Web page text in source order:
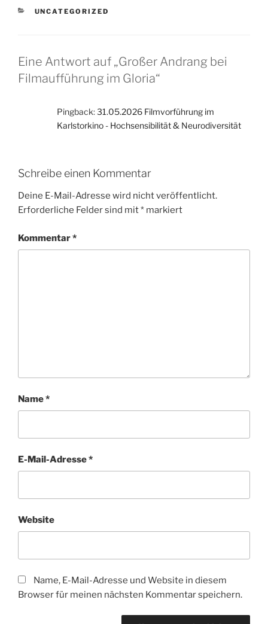
KATEGORIEN
UNCATEGORIZED
Eine Antwort auf „Großer Andrang bei
Filmaufführung im Gloria“
Pingback:31.05.2026 Filmvorführung im
Karlstorkino - Hochsensibilität & Neurodiversität
Schreibe einen Kommentar
Deine E-Mail-Adresse wird nicht veröffentlicht.
Erforderliche Felder sind mit* markiert
Kommentar*
Name*
E-Mail-Adresse*
Website
Name, E-Mail-Adresse und Website in diesem
Browser für meinen nächsten Kommentar speichern.